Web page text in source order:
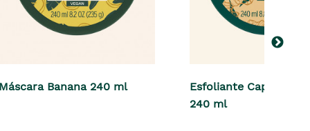
Máscara Banana 240 ml
Esfoliante Capilar
240 ml